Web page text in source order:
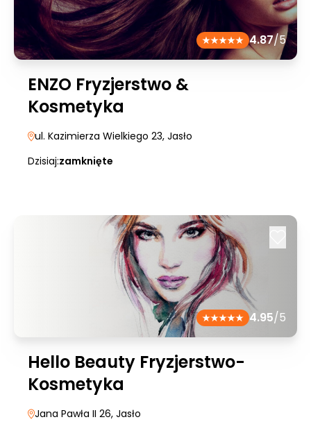
4.87/5
ENZO Fryzjerstwo &
Kosmetyka
ul. Kazimierza Wielkiego 23, Jasło
Dzisiaj:zamknięte
4.95/5
Hello Beauty Fryzjerstwo-
Kosmetyka
Jana Pawła II 26, Jasło